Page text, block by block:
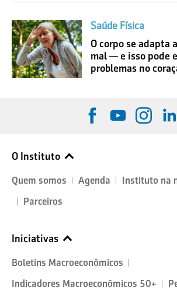
Saúde Física
O corpo se adapta
mal — e isso pode
problemas no
O Instituto
Quem somos Agenda Instituto na
Parceiros
Iniciativas
Boletins Macroeconômicos
Indicadores Macroeconômicos 50+